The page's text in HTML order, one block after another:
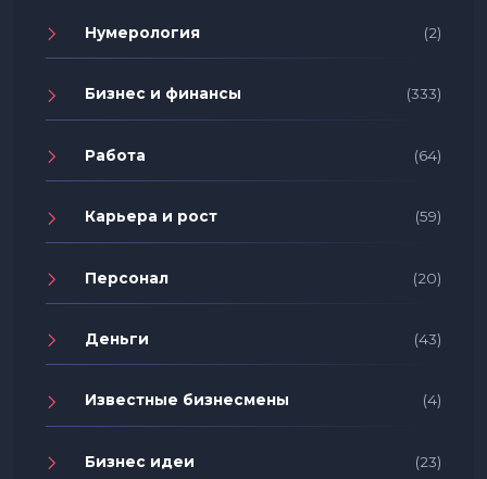
Нумерология (2)
Бизнес и финансы (333)
Работа (64)
Карьера и рост (59)
Персонал (20)
Деньги (43)
Известные бизнесмены (4)
Бизнес идеи (23)